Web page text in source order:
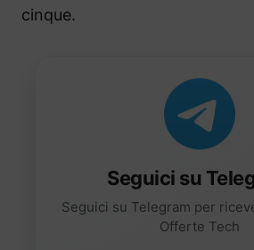
cinque.
Seguici su
Seguici su Telegram per
Offerte Tech